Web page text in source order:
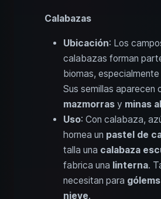
Calabazas
Ubicación: Los
calabazas forman
biomas, especialmente
Sus semillas aparecen
mazmorras y minas
Uso: Con calabaza,
hornea un pastel de
talla una calabaza
fabrica una linterna.
necesitan para gólems
nieve.